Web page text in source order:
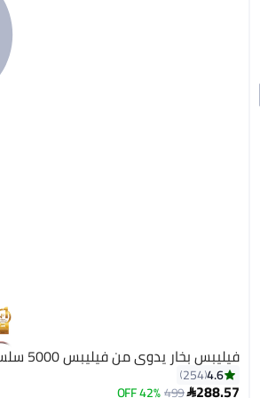
فيليبس بخار يدوي من فيليبس 5000 سلسلة
4.6
254
288.57
499
42% OFF